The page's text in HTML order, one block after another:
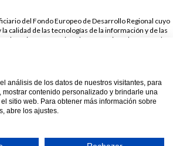
del Fondo Europeo de Desarrollo Regional cuyo
calidad de las tecnologías de la información y de las
a las mismas y gracias a la Presencia web a través de
tenido lugar en el periodo de TICCámaras 2018. Para
del programa TICCámaras de la Cámara de Barcelona.
Hide chaty
análisis de los datos de nuestros visitantes, para
mostrar contenido personalizado y brindarle una
sitio web. Para obtener más información sobre
abre los ajustes.